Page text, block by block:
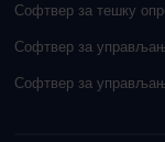
Софтвер за тешку
Софтвер за
Софтвер за